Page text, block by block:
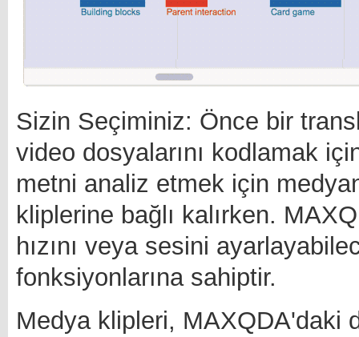
Sizin Seçiminiz: Önce bir
video dosyalarını kodlamak
metni analiz etmek için
kliplerine bağlı kalırken.
hızını veya sesini
fonksiyonlarına sahiptir.
Medya klipleri, MAXQDA'daki